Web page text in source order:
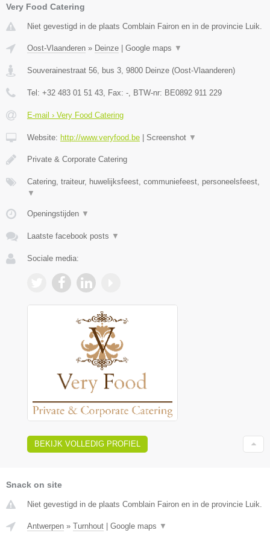
Very Food Catering
Niet gevestigd in de plaats Comblain Fairon en in de provincie Luik.
Oost-Vlaanderen » Deinze Google maps ▼
Souverainestraat 56, bus 3, 9800 Deinze (Oost-Vlaanderen)
Tel: +32 483 01 51 43, Fax: -, BTW-nr: BE0892 911 229
E-mail › Very Food Catering
Website: http://www.veryfood.be Screenshot ▼
Private & Corporate Catering
Catering, traiteur, huwelijksfeest, communiefeest, personeelsfeest,
▼
Openingstijden ▼
Laatste facebook posts ▼
Sociale media:
BEKIJK VOLLEDIG PROFIEL
Snack on site
Niet gevestigd in de plaats Comblain Fairon en in de provincie Luik.
Antwerpen » Turnhout | Google maps ▼